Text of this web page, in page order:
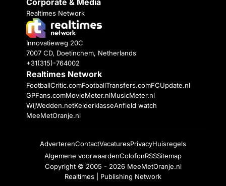
Corporate & Media
Realtimes Network
Innovatieweg 20C
7007 CD, Doetinchem, Netherlands
+31(315)-764002
Realtimes Network
FootballCritic.comFootballTransfers.comFCUpdate.nl
GPFans.comMovieMeter.nlMusicMeter.nl
WijWedden.netKelderklasseAnfield watch
MeeMetOranje.nl
AdverterenContactVacaturesPrivacyHuisregels
Algemene voorwaardenColofonRSSSitemap
Copyright © 2005 - 2026 MeeMetOranje.nl
Realtimes | Publishing Network